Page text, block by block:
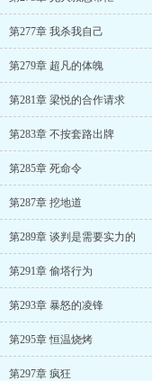
第277章 我杀我自己
第279章 超凡的体魄
第281章 梁悦的合作请求
第283章 不按套路出牌
第285章 死命令
第287章 挖地道
第289章 谈判是需要实力的
第291章 偷塔行为
第293章 暴怒的凌锋
第295章 恒温烧烤
第297章 疯狂